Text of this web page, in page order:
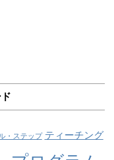
・ステップ ティーチング